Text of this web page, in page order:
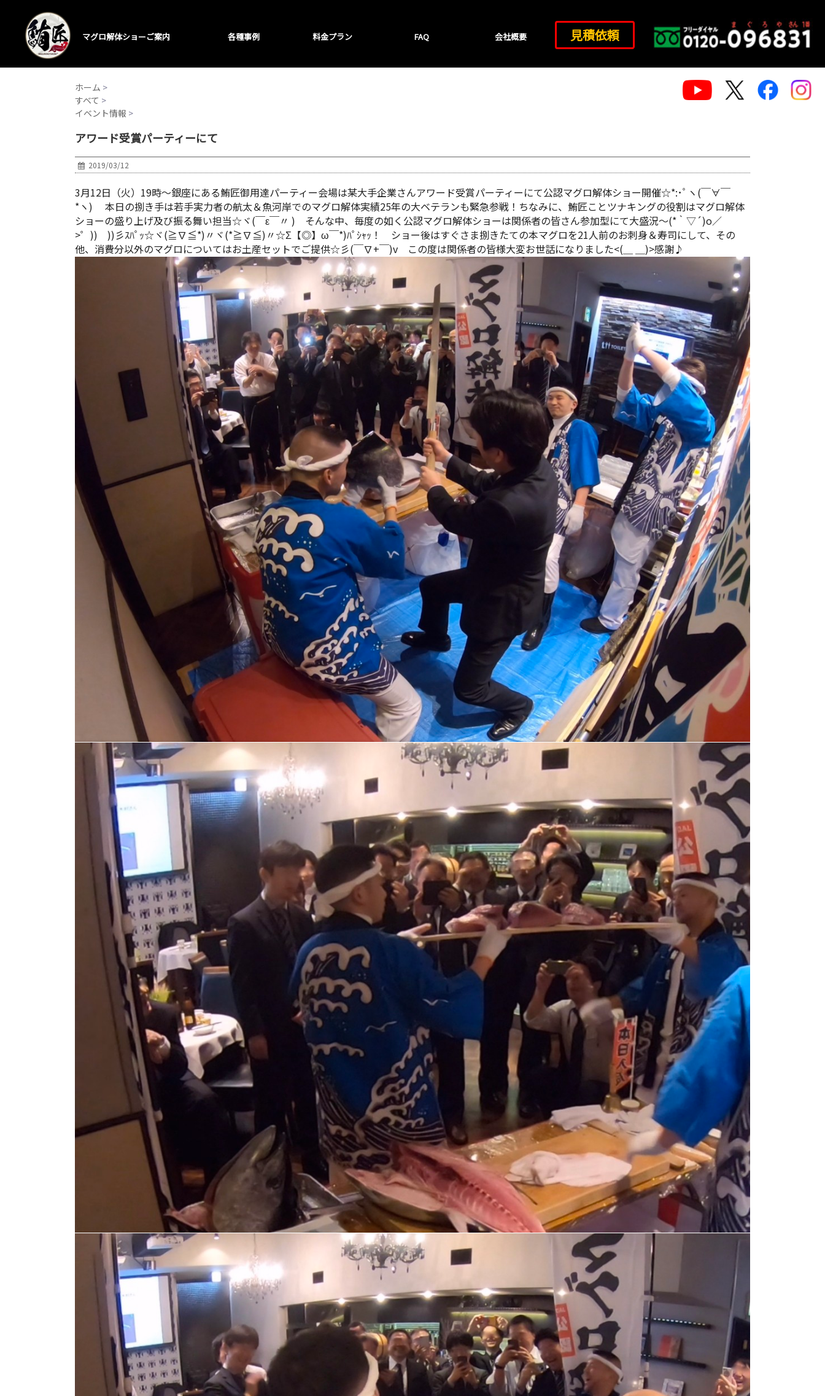
マグロ解体ショーご案内 各種事例 料金プラン FAQ 会社概要 見積依頼
ホーム >
すべて >
イベント情報 >
アワード受賞パーティーにて
2019/03/12
3月12日（火）19時～銀座にある鮪匠御用達パーティー会場は某大手企業さんアワード受賞パーティーにて公認マグロ解体ショー開催☆*:･ﾟヽ(￣∀￣
*ヽ) 本日の捌き手は若手実力者の航太＆魚河岸でのマグロ解体実績25年の大ベテランも緊急参戦！ちなみに、鮪匠ことツナキングの役割はマグロ解体
ショーの盛り上げ及び振る舞い担当☆ヾ(￣ε￣〃 ) そんな中、毎度の如く公認マグロ解体ショーは関係者の皆さん参加型にて大盛況～(*｀▽´)o／
>゜)) ))彡ｽﾊﾟｯ☆ヾ(≧∇≦*)〃ヾ(*≧∇≦)〃☆Σ【◎】ω￣*)ﾊﾟｼｬｯ！ ショー後はすぐさま捌きたての本マグロを21人前のお刺身＆寿司にして、その
他、消費分以外のマグロについてはお土産セットでご提供☆彡(￣∇+￣)v この度は関係者の皆様大変お世話になりました<(＿ ＿)>感謝♪